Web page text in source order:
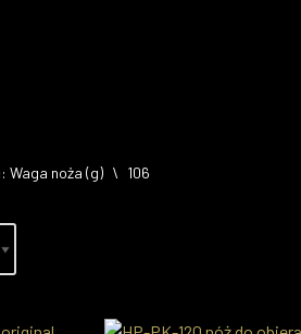
Waga noża (g) \ 106